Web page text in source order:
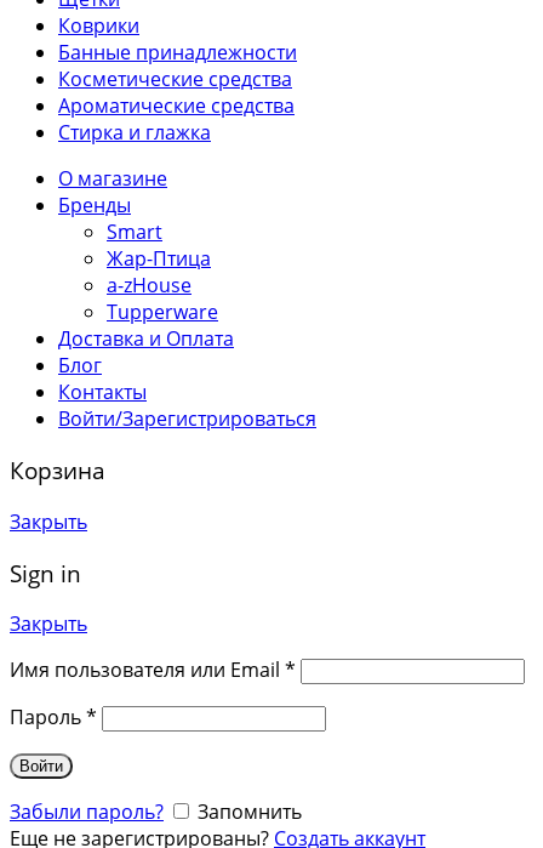
Коврики
Банные принадлежности
Косметические средства
Ароматические средства
Стирка и глажка
О магазине
Бренды
Smart
Жар-Птица
a-zHouse
Tupperware
Доставка и Оплата
Блог
Контакты
Войти/Зарегистрироваться
Корзина
Закрыть
Sign in
Закрыть
Имя пользователя или Email *
Пароль*
Войти
Забыли пароль?
Запомнить
Еще не зарегистрированы? Создать аккаунт